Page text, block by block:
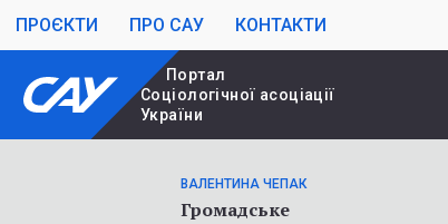
ПРОЄКТИ ПРО САУ КОНТАКТИ
Портал
Cоціологічної асоціації
України
ВАЛЕНТИНА ЧЕПАК
Громадське